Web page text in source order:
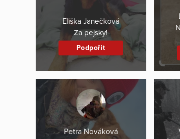
Eliška Janečková
Za pejsky!
Podpořit
Petra Nováková